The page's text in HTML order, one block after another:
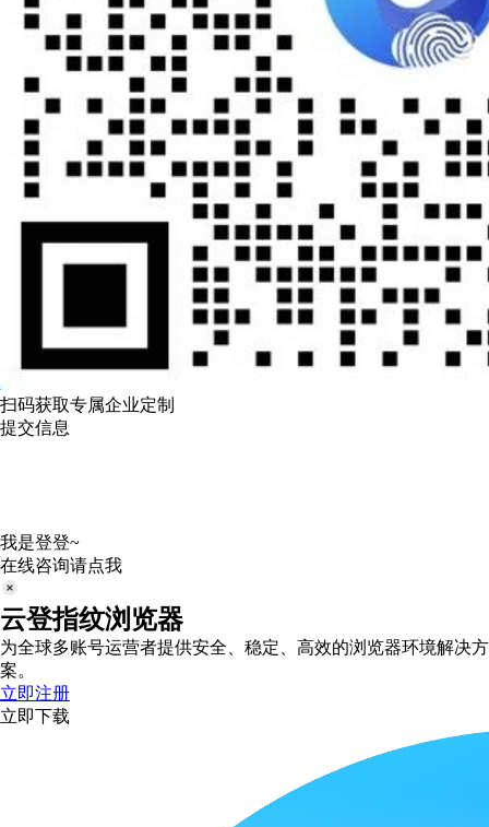
扫码获取专属企业定制
提交信息
我是登登~
在线咨询请点我
云登指纹浏览器
为全球多账号运营者提供安全、稳定、高效的浏览器环境解决方
案。
立即注册
立即下载